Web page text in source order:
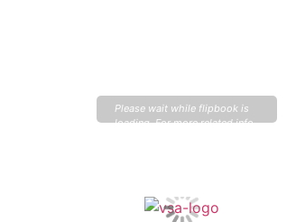
Please wait while flipbook is
loading. For more related info,